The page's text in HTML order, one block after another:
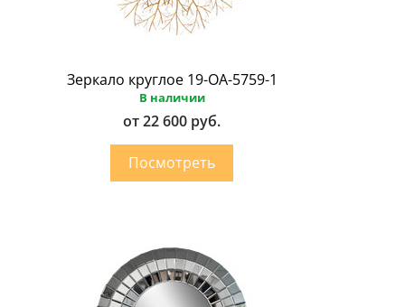
Зеркало круглое 19-ОА-5759-1
В наличии
от 22 600 руб.